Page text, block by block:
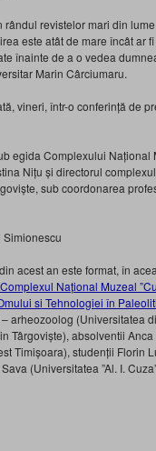
revistelor mari din
este atât de mare încât ar
înainte de a o vedea
Marin Cârciumaru.
vineri, într-o conferință de
egida Complexului Național
Nițu și directorul
sub coordonarea
Simionescu
acest an este format, în
Complexul Național Muzeal
si Tehnologiei în
arheozoolog (Universitatea
Târgoviște), absolventii
Timișoara), studenții Florin
(Universitatea ”Al. I.